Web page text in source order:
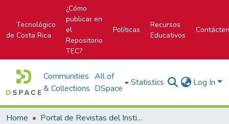
Tecnológico
de Costa Rica
¿Cómo
publicar en
el
Repositorio
TEC?
Políticas
Recursos
Educativos
Communities
& Collections
All of
DSpace
Statistics Log In
Home
Portal de Revistas del Instituto Tecnológico de Costa Rica